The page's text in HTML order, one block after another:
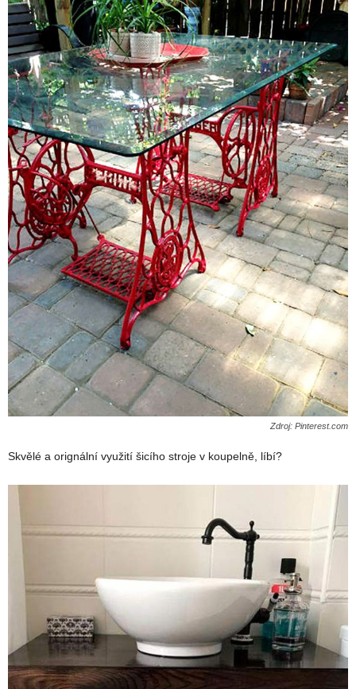
Zdroj: Pinterest.com
Skvělé a orignální využití šicího stroje v koupelně, líbí?